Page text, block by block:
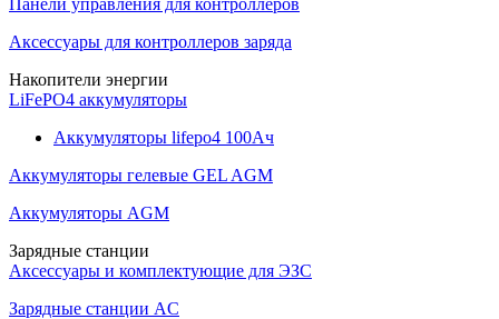
Панели управления для контроллеров
Аксессуары для контроллеров заряда
Накопители энергии
LiFePO4 аккумуляторы
Аккумуляторы lifepo4 100Ач
Аккумуляторы гелевые GEL AGM
Аккумуляторы AGM
Зарядные станции
Аксессуары и комплектующие для ЭЗС
Зарядные станции AC